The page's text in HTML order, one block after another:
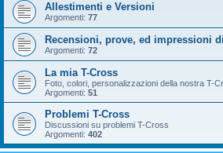
Allestimenti e Versioni
Argomenti: 77
Recensioni, prove, ed impressioni
Argomenti: 72
La mia T-Cross
Foto, colori, personalizzazioni della nostra T-
Argomenti: 51
Problemi T-Cross
Discussioni su problemi T-Cross
Argomenti: 402